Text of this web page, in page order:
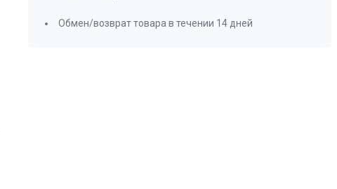
Обмен/возврат товара в течении 14 дней